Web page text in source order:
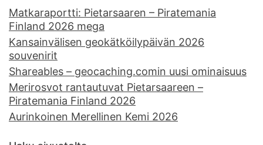
Matkaraportti: Pietarsaaren – Piratemania
Finland 2026 mega
Kansainvälisen geokätköilypäivän 2026
souvenirit
Shareables – geocaching.comin uusi ominaisuus
Merirosvot rantautuvat Pietarsaareen –
Piratemania Finland 2026
Aurinkoinen Merellinen Kemi 2026